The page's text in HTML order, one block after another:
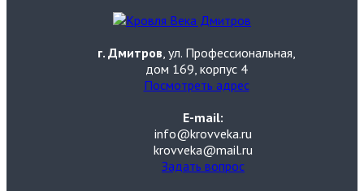
г. Дмитров , ул. Профессиональная,
дом 169, корпус 4
Посмотреть адрес
E-mail:
info@krovveka.ru
krovveka@mail.ru
Задать вопрос